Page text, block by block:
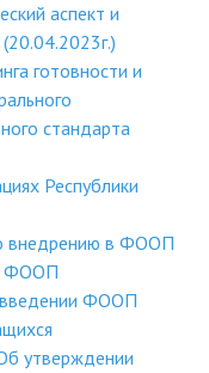
аспект и
готовности и
стандарта
Республики
внедрению в ФООП
ФООП
введении ФООП
утверждении